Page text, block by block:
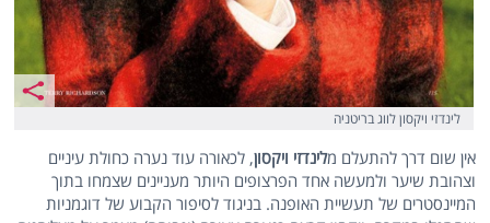
לינדזי ויקסון לווג בריטניה
אין שום דרך להתעלם מלינדזי ויקסון, לכאורה עוד נערה כחולת עיניים
וצהובת שיער ולמעשה אחד הפרצופים היותר מעניינים שצמחו בתוך
המיינסטרים של תעשיית האופנה. בניגוד לסיפור הקבוע של דוגמניות